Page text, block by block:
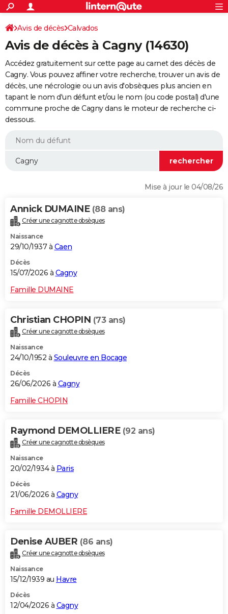
ACTUALITÉS
Politique
Société
Faits Divers
Education
Monde
Villes
+
SPORT
Coupe du monde 2026
Football
Tennis
Cyclisme
Rugby
Forum
Programme TV
TNT
Streaming
Cinéma
Sorties cinéma
Musique
+
FINANCE
Retraite
Epargne
Immobilier
Risques naturels par ville
Assurance
AUTO
Essais
Réserver un essai
Citadines
Berlines
SUV
Forum auto
+
HIGH-TECH
BRICOLAGE
WEEK-END
Alimentation
Guide de la santé
Maladies
Médicaments
Sommeil
VOYAGE
Destinations
City break
Voyage nature
Voyage de noces
Forum
Climat
+PHOTO
GUIDES D'ACHAT
Carte de Noël
Carte Bonne année
Carte Saint-Valentin
Carte Pâques
Carte d'anniversaire
DICTIONNAIRE
Dictionnaire
Biographies
Citations
Expressions
Proverbes
PROGRAMME TV
S'inscrire
Se connecter
Lycées
Collèges
Primaires
Universités
Entreprises
Service militaire
Avis de recherche
AVIS DE DÉCÈS
FORUM
Avis de décès Calvados
Avis de décès à Cagny (14630)
Accédez gratuitement sur cette page au carnet des décès de
Cagny. Vous pouvez affiner votre recherche, trouver un avis de
décès, une nécrologie ou un avis d'obsèques plus ancien en
tapant le nom d'un défunt et/ou le nom (ou code postal) d'une
commune proche de Cagny dans le moteur de recherche ci-
dessous.
Mise à jour le 04/08/26
Annick DUMAINE (88 ans)
Créer une cagnotte obsèques
Naissance
29/10/1937 à Caen
Décès
15/07/2026 à Cagny
Famille DUMAINE
Christian CHOPIN (73 ans)
Créer une cagnotte obsèques
Naissance
24/10/1952 à Souleuvre en Bocage
Décès
26/06/2026 à Cagny
Famille CHOPIN
Raymond DEMOLLIERE (92 ans)
Créer une cagnotte obsèques
Naissance
20/02/1934 à Paris
Décès
21/06/2026 à Cagny
Famille DEMOLLIERE
Denise AUBER (86 ans)
Créer une cagnotte obsèques
Naissance
15/12/1939 au Havre
Décès
12/04/2026 à Cagny